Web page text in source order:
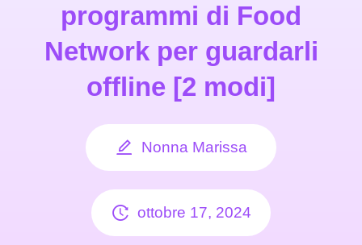
programmi di Food
Network per guardarli
offline [2 modi]
Nonna Marissa
ottobre 17, 2024